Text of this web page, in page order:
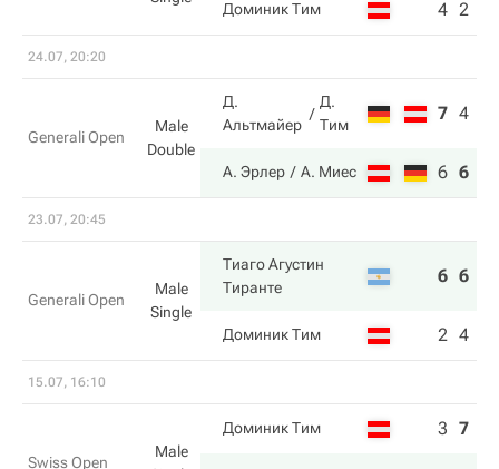
Доминик Тим 4 2
24.07, 20:20
Generali Open
Male
Double
Д.
Альтмайер
Д.
Тим
7 4
А. Эрлер А. Миес 6 6
23.07, 20:45
Generali Open
Male
Single
Тиаго Агустин
Тиранте
6 6
Доминик Тим 2 4
15.07, 16:10
Swiss Open
Male
Доминик Тим 3 7